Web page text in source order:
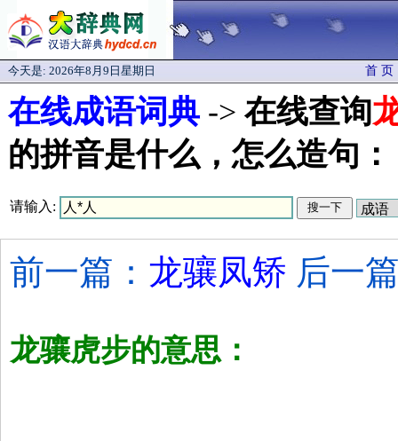
今天是: 2026年8月9日星期日 首 页
在线成语词典 -> 在线查询
的拼音是什么，怎么造句：
请输入:
前一篇： 龙骧凤矫 后一
龙骧虎步的意思：